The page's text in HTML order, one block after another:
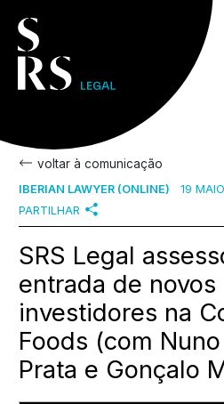
voltar à comunicação
IBERIAN LAWYER (ONLINE)
19
PARTILHAR
SRS Legal
entrada de novos
investidores na
Foods (com
Prata e Gonçalo